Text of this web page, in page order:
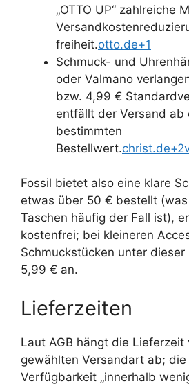
„OTTO UP“ zahlreiche
freiheit.otto.de+1
Schmuck- und
oder Valmano
bzw. 4,99 €
entfällt der Versand ab
bestimmten
Bestellwert.
Fossil bietet also eine klare
etwas über 50 € bestellt
Taschen häufig der Fall ist),
kostenfrei; bei kleineren
Schmuckstücken unter dieser
5,99 € an.
Lieferzeiten
Laut AGB hängt die Lieferzeit
gewählten Versandart ab;
Verfügbarkeit „innerhalb